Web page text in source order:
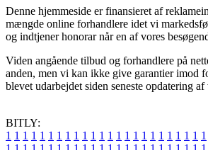
Denne hjemmeside er finansieret af
mængde online forhandlere idet vi
og indtjener honorar når en af vores
Viden angående tilbud og forhandlere på
anden, men vi kan ikke give garantier imod
blevet udarbejdet siden seneste opdatering
BITLY:
1 1 1 1 1 1 1 1 1 1 1 1 1 1 1 1 1 1 1 1 1 1 1 1